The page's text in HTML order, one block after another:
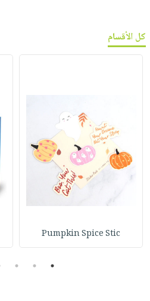
كل الأقسام
Pumpkin Spice Stic
1
2
3